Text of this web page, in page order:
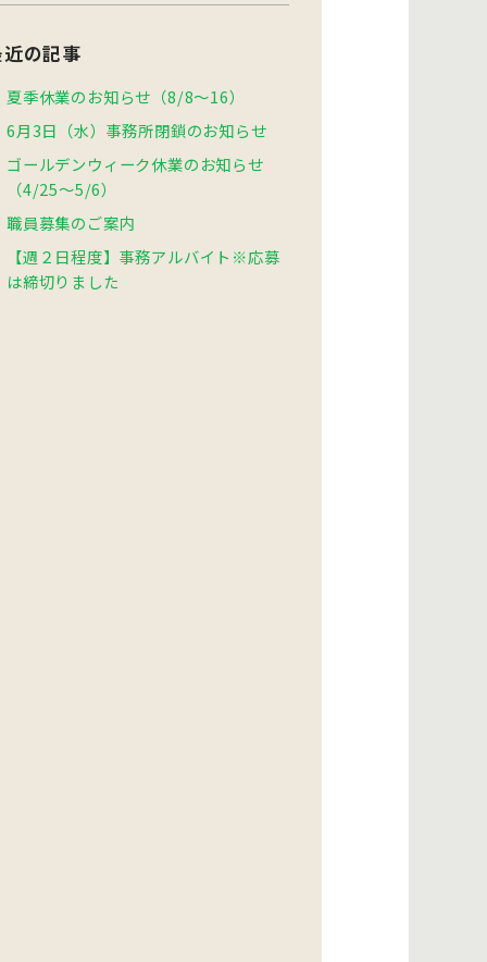
の記事
夏季休業のお知らせ（8/8～16）
6月3日（水）事務所閉鎖のお知らせ
ゴールデンウィーク休業のお知らせ
（4/25～5/6）
職員募集のご案内
【週２日程度】事務アルバイト※応募
は締切りました